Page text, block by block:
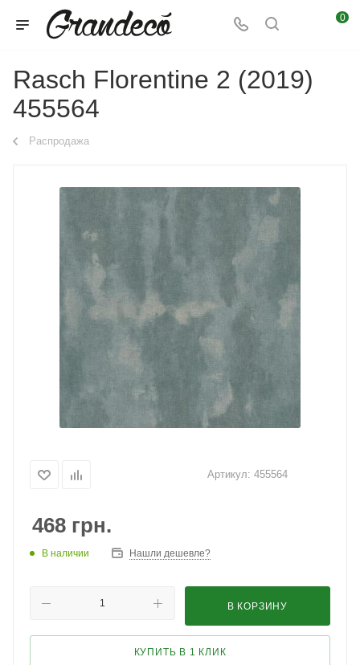
0
Rasch Florentine 2 (2019)
455564
Распродажа
Артикул: 455564
468 грн.
В наличии Нашли дешевле?
В КОРЗИНУ
КУПИТЬ В 1 КЛИК